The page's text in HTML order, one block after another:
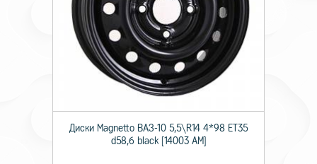
Диски Magnetto ВАЗ-10 5,5\R14 4*98 ET35
d58,6 black [14003 AM]